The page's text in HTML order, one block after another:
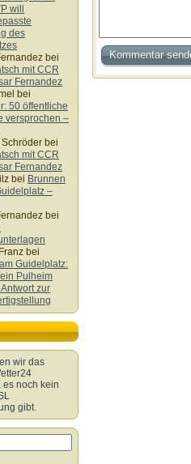
will
des
bei
mit CCR
Fernandez
bei
50 öffentliche
versprochen –
bei
mit CCR
Fernandez
bei Brunnen
–
bei
bei
Guidelplatz:
Pulheim
zur
wir das
es noch kein
gibt.